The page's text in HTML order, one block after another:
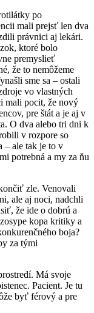
po
mali prejsť len dva
právnici aj lekári.
ktoré bolo
premyslieť
že to nemôžeme
sme sa – ostali
vo vlastných
mali pocit, že nový
pre štát a je aj v
O dva alebo tri dni k
v rozpore so
– ale tak je to v
potrebná a my za ňu
zle. Venovali
ale aj noci, nadchli
že ide o dobrú a
kopa kritiky a
boja?
za tými
Má svoje
Pacient. Je tu
byť férový a pre